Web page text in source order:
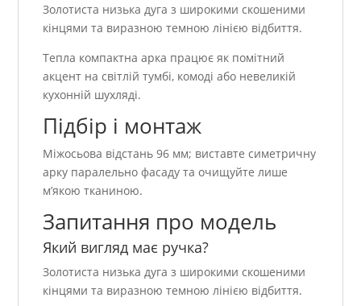
Золотиста низька дуга з широкими скошеними
кінцями та виразною темною лінією відбиття.
Тепла компактна арка працює як помітний
акцент на світлій тумбі, комоді або невеликій
кухонній шухляді.
Підбір і монтаж
Міжосьова відстань 96 мм; виставте симетричну
арку паралельно фасаду та очищуйте лише
м’якою тканиною.
Запитання про модель
Який вигляд має ручка?
Золотиста низька дуга з широкими скошеними
кінцями та виразною темною лінією відбиття.